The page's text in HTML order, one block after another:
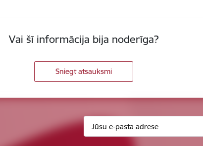
Vai šī informācija bija noderīga?
Sniegt atsauksmi